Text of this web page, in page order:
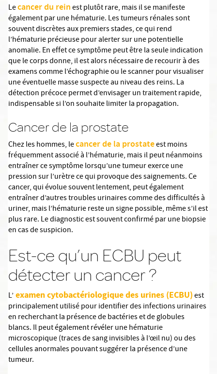
Lecancer du reinest plutôt rare, mais il se manifeste
également par une hématurie. Les tumeurs rénales sont
souvent discrètes aux premiers stades, ce qui rend
l’hématurie précieuse pour alerter sur une potentielle
anomalie. En effet ce symptôme peut être la seule indication
que le corps donne, il est alors nécessaire de recourir à des
examens comme l’échographie ou le scanner pour visualiser
une éventuelle masse suspecte au niveau des reins. La
détection précoce permet d’envisager un traitement rapide,
indispensable si l’on souhaite limiter la propagation.
Cancer de la prostate
Chez les hommes, lecancer de la prostateest moins
fréquemment associé à l’hématurie, mais il peut néanmoins
entraîner ce symptôme lorsqu’une tumeur exerce une
pression sur l’urètre ce qui provoque des saignements. Ce
cancer, qui évolue souvent lentement, peut également
entraîner d’autres troubles urinaires comme des difficultés à
uriner, mais l’hématurie reste un signe possible, même s’il est
plus rare. Le diagnostic est souvent confirmé par une biopsie
en cas de suspicion.
Est-ce qu’un ECBU peut
détecter un cancer ?
L’ examen cytobactériologique des urines (ECBU)est
principalement utilisé pour identifier des infections urinaires
en recherchant la présence de bactéries et de globules
blancs. Il peut également révéler une hématurie
microscopique (traces de sang invisibles à l’œil nu) ou des
cellules anormales pouvant suggérer la présence d’une
tumeur.